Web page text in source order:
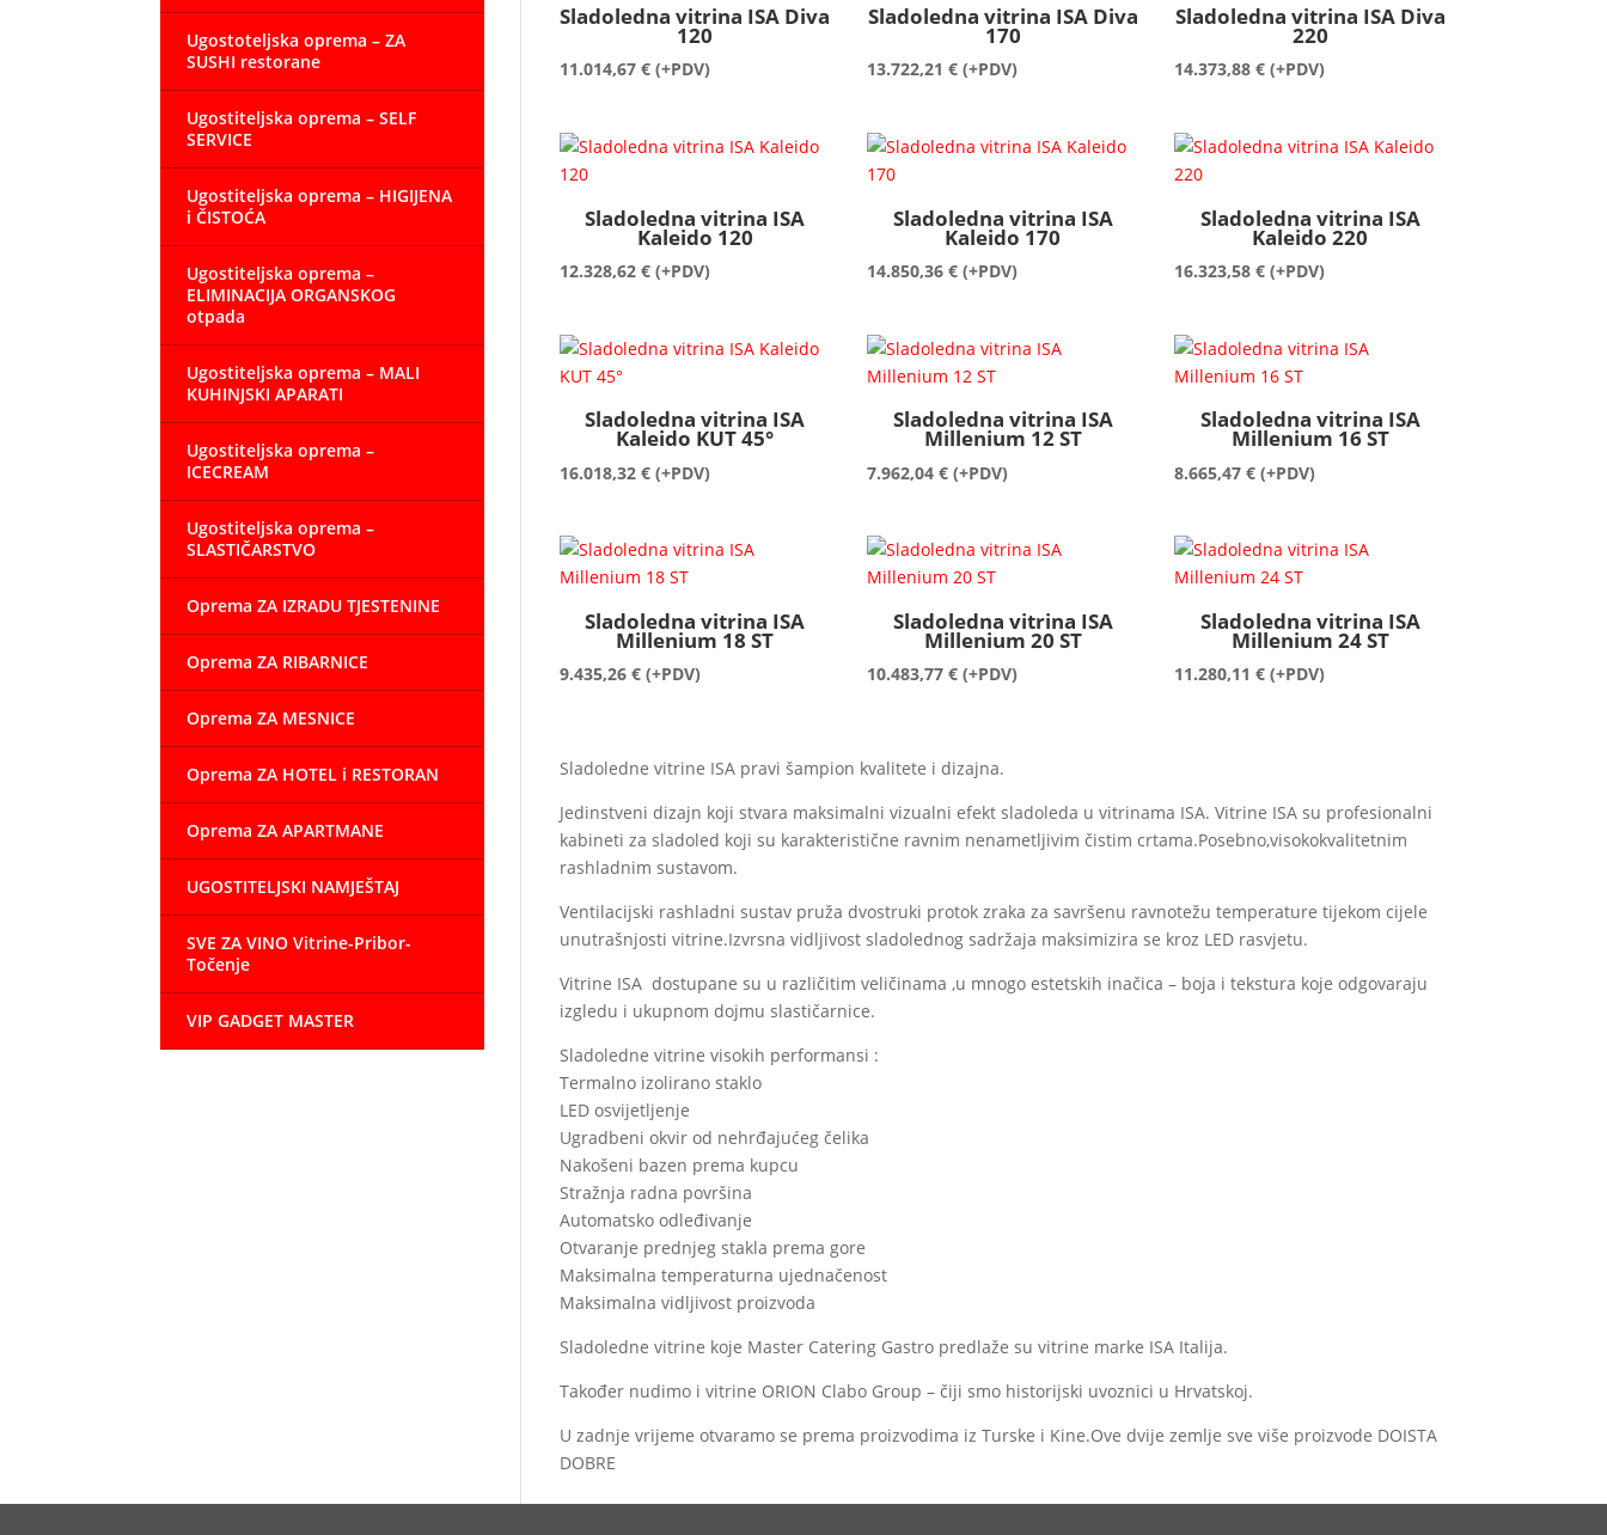
Sladoledna vitrina ISA Diva
120
11.014,67 € (+PDV)
Sladoledna vitrina ISA Diva
170
13.722,21 € (+PDV)
Sladoledna vitrina ISA Diva
220
14.373,88€ (+PDV)
Sladoledna vitrina ISA
Kaleido 120
12.328,62 € (+PDV)
Sladoledna vitrina ISA
Kaleido 170
14.850,36 € (+PDV)
Sladoledna vitrina ISA
Kaleido 220
16.323,58€ (+PDV)
Sladoledna vitrina ISA
Kaleido KUT 45°
16.018,32 € (+PDV)
Sladoledna vitrina ISA
Millenium 12 ST
7.962,04 € (+PDV)
Sladoledna vitrina ISA
Millenium 16 ST
8.665,47€ (+PDV)
Sladoledna vitrina ISA
Millenium 18 ST
9.435,26 € (+PDV)
Sladoledna vitrina ISA
Millenium 20 ST
10.483,77 € (+PDV)
Sladoledna vitrina ISA
Millenium 24 ST
11.280,11€ (+PDV)
Sladoledne vitrine ISA pravi šampion kvalitete i dizajna.
Jedinstveni dizajn koji stvara maksimalni vizualni efekt sladoleda u vitrinama ISA. Vitrine ISA su profesionalni
kabineti za sladoled koji su karakteristične ravnim nenametljivim čistim crtama.Posebno,visokokvalitetnim
rashladnim sustavom.
Ventilacijski rashladni sustav pruža dvostruki protok zraka za savršenu ravnotežu temperature tijekom cijele
unutrašnjosti vitrine.Izvrsna vidljivost sladolednog sadržaja maksimizira se kroz LED rasvjetu.
Vitrine ISA dostupane su u različitim veličinama ,u mnogo estetskih inačica – boja i tekstura koje odgovaraju
izgledu i ukupnom dojmu slastičarnice.
Sladoledne vitrine visokih performansi :
Termalno izolirano staklo
LED osvijetljenje
Ugradbeni okvir od nehrđajućeg čelika
Nakošeni bazen prema kupcu
Stražnja radna površina
Automatsko odleđivanje
Otvaranje prednjeg stakla prema gore
Maksimalna temperaturna ujednačenost
Maksimalna vidljivost proizvoda
Sladoledne vitrine koje Master Catering Gastro predlaže su vitrine marke ISA Italija.
Također nudimo i vitrine ORION Clabo Group – čiji smo historijski uvoznici u Hrvatskoj.
U zadnje vrijeme otvaramo se prema proizvodima iz Turske i Kine.Ove dvije zemlje sve više proizvode DOISTA
DOBRE
Ugostoteljska oprema – ZA
SUSHI restorane
Ugostiteljska oprema – SELF
SERVICE
Ugostiteljska oprema – HIGIJENA
i ČISTOĆA
Ugostiteljska oprema –
ELIMINACIJA ORGANSKOG
otpada
Ugostiteljska oprema – MALI
KUHINJSKI APARATI
Ugostiteljska oprema –
ICECREAM
Ugostiteljska oprema –
SLASTIČARSTVO
Oprema ZA IZRADU TJESTENINE
Oprema ZA RIBARNICE
Oprema ZA MESNICE
Oprema ZA HOTEL i RESTORAN
Oprema ZA APARTMANE
UGOSTITELJSKI NAMJEŠTAJ
SVE ZA VINO Vitrine-Pribor-
Točenje
VIP GADGET MASTER